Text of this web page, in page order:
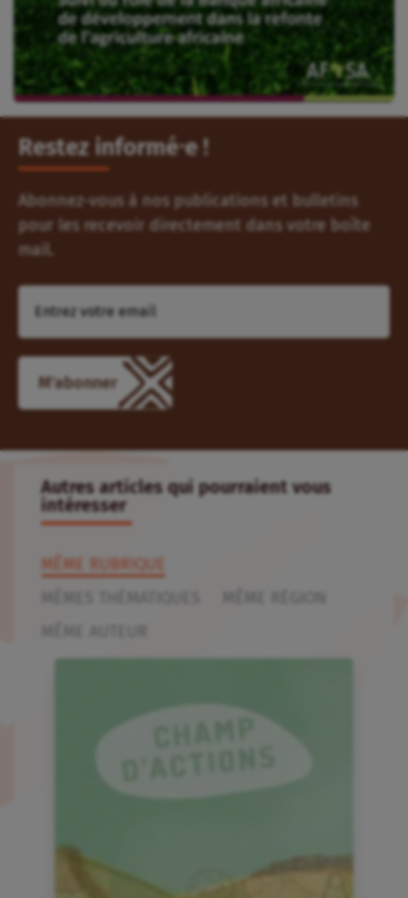
Restez informé⸱e !
Abonnez-vous à nos publications et bulletins
pour les recevoir directement dans votre boîte
mail.
M'abonner
Autres articles qui pourraient vous
intéresser
MÊME RUBRIQUE